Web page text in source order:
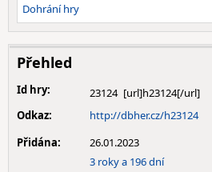
Dohrání hry
Přehled
Id hry:
23124
Odkaz:
http://dbher.cz/h23124
Přidána:
26.01.2023
3 roky a 196 dní